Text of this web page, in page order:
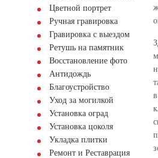
Цветной портрет
Ручная гравировка
Гравировка с выездом
Ретушь на памятник
Восстановление фото
Антидождь
Благоустройство
Уход за могилкой
Установка оград
Установка цоколя
Укладка плитки
Ремонт и Реставрация